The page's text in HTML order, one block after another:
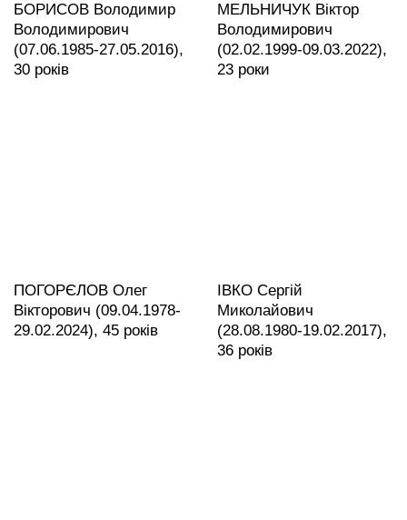
БОРИСОВ Володимир
Володимирович
(07.06.1985-27.05.2016),
30 років
МЕЛЬНИЧУК Віктор
Володимирович
(02.02.1999-09.03.2022),
23 роки
ПОГОРЄЛОВ Олег
Вікторович (09.04.1978-
29.02.2024), 45 років
ІВКО Сергій
Миколайович
(28.08.1980-19.02.2017),
36 років